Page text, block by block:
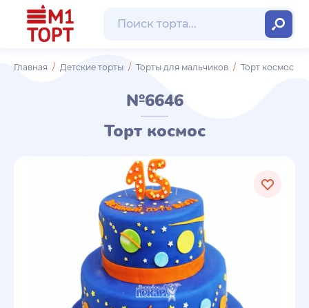
Главная Детские торты Торты для мальчиков Торт космос
№6646
Торт космос